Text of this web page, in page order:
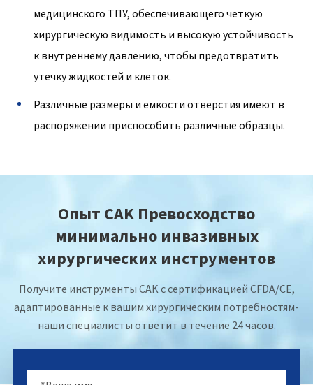
медицинского ТПУ, обеспечивающего четкую
хирургическую видимость и высокую устойчивость
к внутреннему давлению, чтобы предотвратить
утечку жидкостей и клеток.
Различные размеры и емкости отверстия имеют в
распоряжении приспособить различные образцы.
Опыт CAK Превосходство
минимально инвазивных
хирургических инструментов
Получите инструменты CAK с сертификацией CFDA/CE,
адаптированные к вашим хирургическим потребностям-
наши специалисты ответит в течение 24 часов.